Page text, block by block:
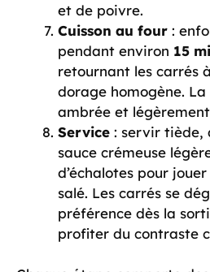
et de poivre.
Cuisson au four :
pendant environ 15
retournant les carrés
dorage homogène.
ambrée et
Service : servir tiède,
sauce crémeuse
d’échalotes pour
salé. Les carrés se
préférence dès la
profiter du contraste